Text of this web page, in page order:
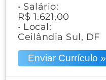
• Salário:
R$ 1.621,00
• Local:
Ceilândia Sul, DF
Enviar Currículo »